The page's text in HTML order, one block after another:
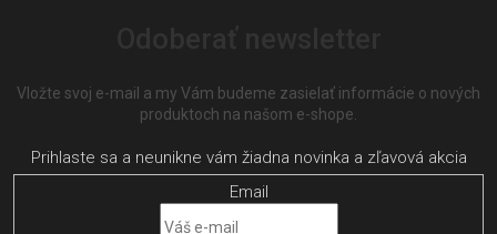
Vložte svoj e-mail a my Vám budeme zasielať informácie o nových
produktoch na našom e-shope.
Email